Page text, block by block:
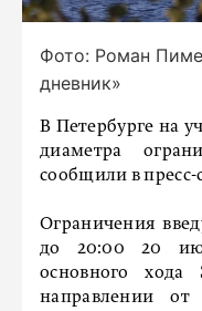
Фото: Роман
дневник»
В Петербурге на
диаметра
сообщили в пресс-
Ограничения
до 20:00 20
основного
направлении